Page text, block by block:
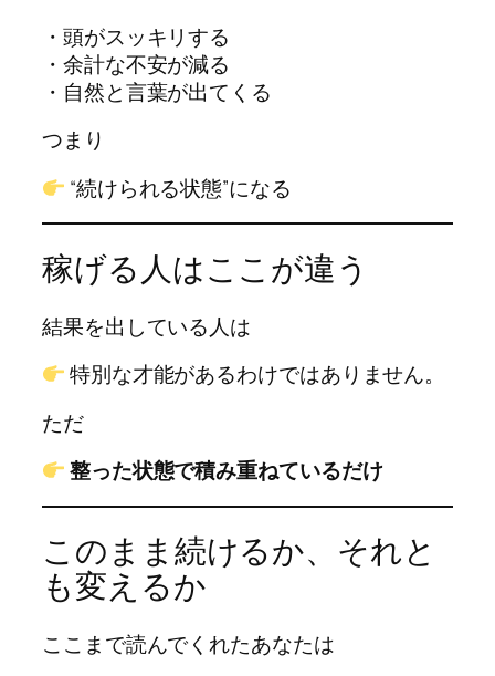
・頭がスッキリする
・余計な不安が減る
・自然と言葉が出てくる
つまり
“続けられる状態”になる
稼げる人はここが違う
結果を出している人は
特別な才能があるわけではありません。
ただ
整った状態で積み重ねているだけ
このまま続けるか、それと
も変えるか
ここまで読んでくれたあなたは